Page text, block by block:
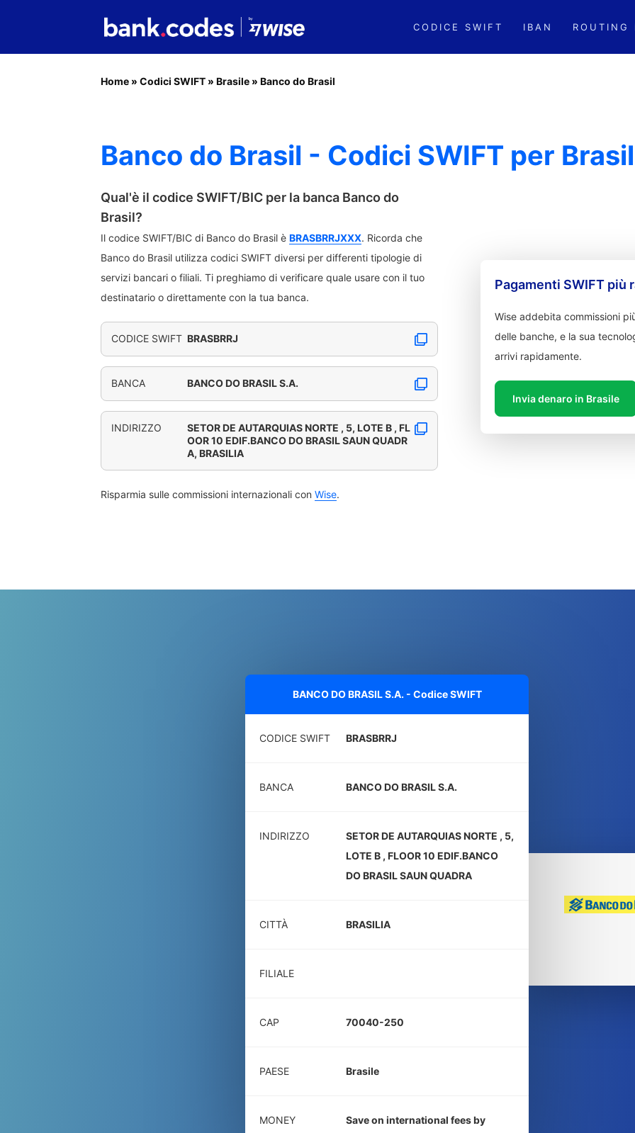
CODICE SWIFT IBAN ROUTING
Home » Codici SWIFT » Brasile » Banco do Brasil
Banco do Brasil - Codici SWIFT per
Qual'è il codice SWIFT/BIC per la banca Banco do
Brasil?
Il codice SWIFT/BIC di Banco do Brasil è BRASBRRJXXX. Ricorda che
Banco do Brasil utilizza codici SWIFT diversi per differenti tipologie di
servizi bancari o filiali. Ti preghiamo di verificare quale usare con il tuo
destinatario o direttamente con la tua banca.
CODICE SWIFT BRASBRRJ
BANCA BANCO DO BRASIL S.A.
INDIRIZZO
SETOR DE AUTARQUIAS NORTE , 5, LOTE B , FL
OOR 10 EDIF.BANCO DO BRASIL SAUN QUADR
A, BRASILIA
Risparmia sulle commissioni internazionali con Wise.
Pagamenti SWIFT più
Wise addebita commissioni
delle banche, e la sua
arrivi rapidamente.
Invia denaro in Brasile
BANCO DO BRASIL S.A. - Codice SWIFT
CODICE SWIFT BRASBRRJ
BANCA BANCO DO BRASIL S.A.
INDIRIZZO
SETOR DE AUTARQUIAS NORTE , 5,
LOTE B , FLOOR 10 EDIF.BANCO
DO BRASIL SAUN QUADRA
CITTÀ BRASILIA
FILIALE
CAP 70040-250
PAESE Brasile
MONEY
Save on international fees by